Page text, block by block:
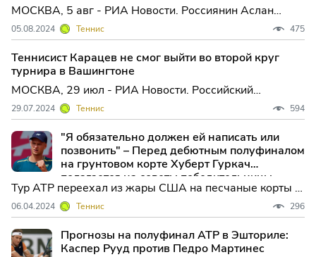
МОСКВА, 5 авг - РИА Новости. Россиянин Аслан
Карацев вернулся в первую сотню рейтинга
Ассоциации теннисистов-профессионалов (ATP),
обновленная версия которого опубликована на
официальном сайте организ...
05.08.2024 Теннис 475
Теннисист Карацев не смог выйти во второй круг
турнира в Вашингтоне
МОСКВА, 29 июл - РИА Новости. Российский
теннисист Аслан Карацев не смог выйти во второй
круг турнира в Вашингтоне, призовой фонд которого
превышает 2,1 миллиона долларов. Во встрече
первого раунда К...
29.07.2024 Теннис 594
"Я обязательно должен ей написать или
позвонить" – Перед дебютным полуфиналом
на грунтовом корте Хуберт Гуркач
полагается на советы победительницы,
соотечественницы и первой ракетки мира
Иги Швёнтек.
Тур ATP переехал из жары США на песчаные корты в
Эшториле. Многие игроки обожают грунт, к ним
относится и Хуберт Хуркач, который
продемонстрировал ничего иное, как совершенство на
проходящем Открытом чемпионате Эшторила.
06.04.2024 Теннис 296
Прогнозы на полуфинал ATP в Эшториле:
Каспер Рууд против Педро Мартинес